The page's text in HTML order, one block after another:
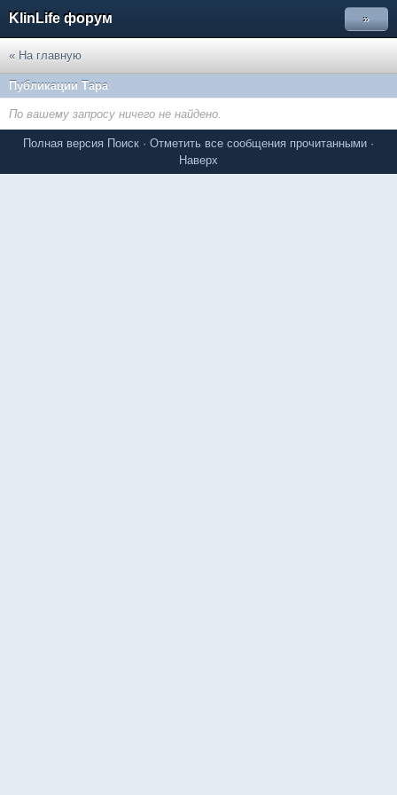
KlinLife форум »
« На главную
Публикации Тара
По вашему запросу ничего не найдено.
Полная версия Поиск · Отметить все сообщения прочитанными ·
Наверх